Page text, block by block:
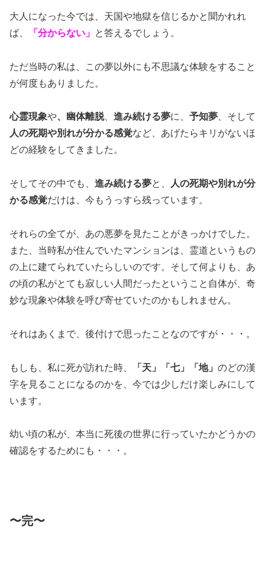
大人になった今では、天国や地獄を信じるかと聞かれれ
ば、
「分からない」 と答えるでしょう。
ただ当時の私は、この夢以外にも不思議な体験をすること
が何度もありました。
心霊現象や、幽体離脱、 進み続ける夢に、 予知夢 、そして
人の死期や別れが分かる感覚など、あげたらキリがないほ
どの経験をしてきました。
そしてその中でも、 進み続ける夢と、
人の死期や別れが分
かる感覚だけは、今もうっすら残っています。
それらの全てが、あの悪夢を見たことがきっかけでした。
また、当時私が住んでいたマンションは、霊道というもの
の上に建てられていたらしいのです。そして何よりも、あ
の頃の私がとても寂しい人間だったということ自体が、奇
妙な現象や体験を呼び寄せていたのかもしれません。
それはあくまで、後付けで思ったことなのですが・・・。
もしも、私に死が訪れた時、 「天」「七」「地」 のどの漢
字を見ることになるのかを、今では少しだけ楽しみにして
います。
幼い頃の私が、本当に死後の世界に行っていたかどうかの
確認をするためにも・・・。
〜完〜